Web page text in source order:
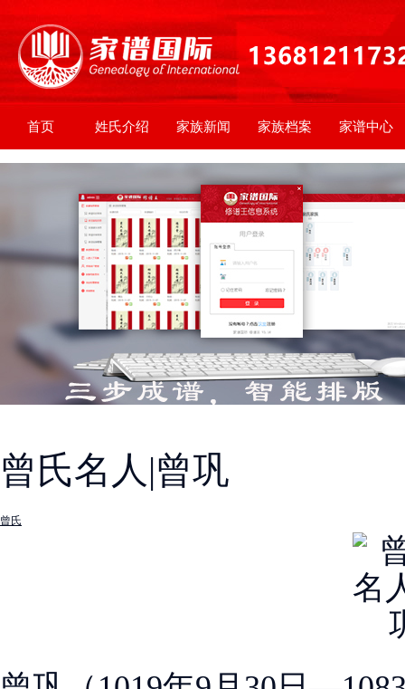
首页 姓氏介绍 家族新闻 家族档案 家谱中心
曾氏名人|曾巩
曾氏